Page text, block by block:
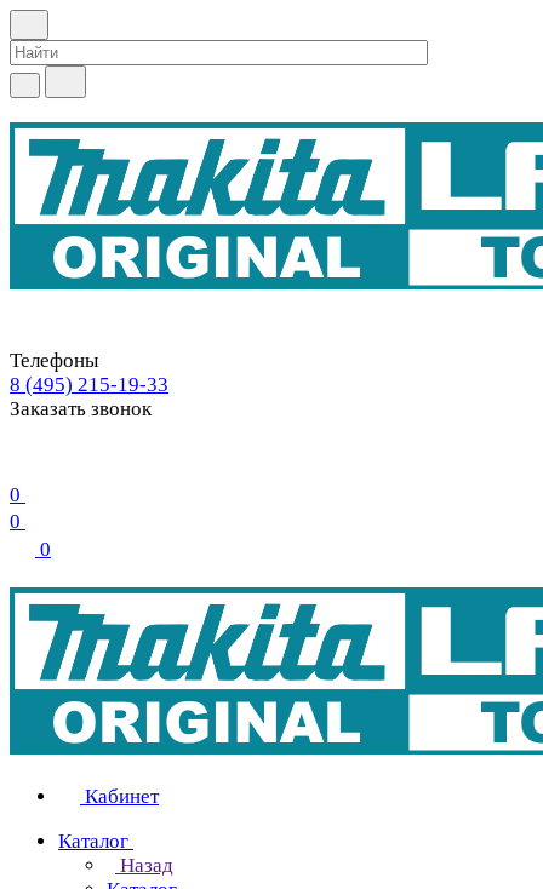
Телефоны
8 (495) 215-19-33
Заказать звонок
0
0
0
Кабинет
Каталог
Назад